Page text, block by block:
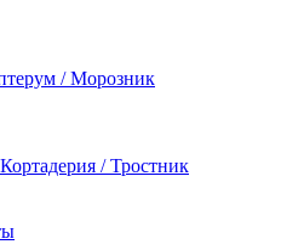
/ Морозник
/ Тростник